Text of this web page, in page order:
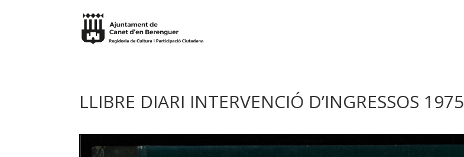
LLIBRE DIARI INTERVENCIÓ D’INGRESSOS 1975